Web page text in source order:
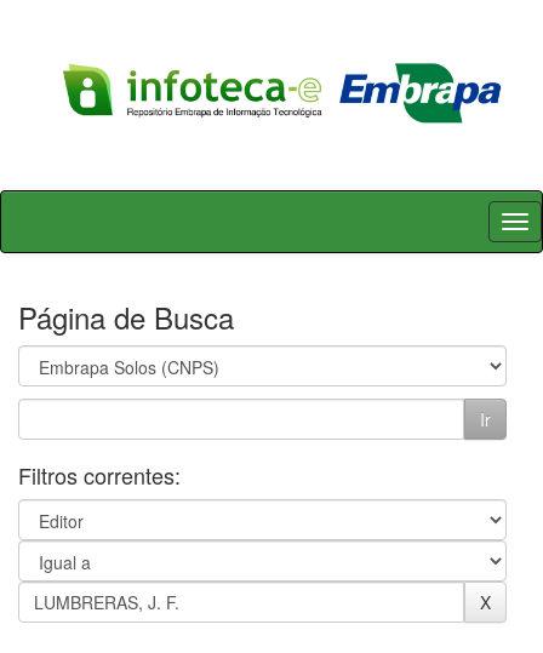
Skip
Página de Busca
Filtros correntes: